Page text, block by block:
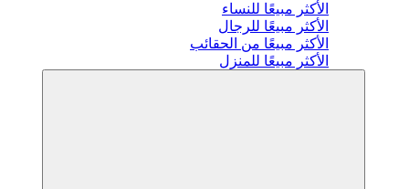
الأكثر مبيعًا للنساء
الأكثر مبيعًا للرجال
الأكثر مبيعًا من الحقائب
الأكثر مبيعًا للمنزل